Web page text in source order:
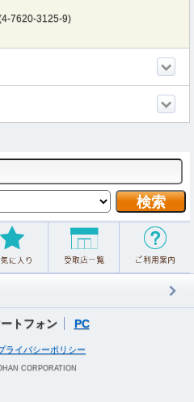
4-7620-3125-9)
トフォン PC
ライバシーポリシー
CORPORATION